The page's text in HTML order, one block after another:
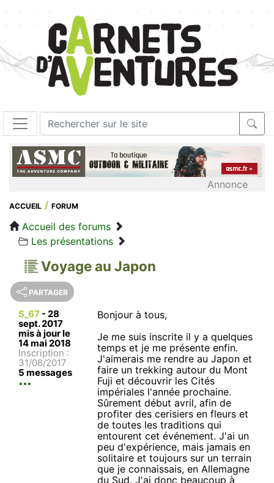
Annonce
ACCUEIL FORUM
Accueil des forums
Les présentations
Voyage au Japon
PARTAGER
S_67 - 28
sept. 2017
mis à jour le
14 mai 2018
Inscription :
31/08/2017
5 messages
Bonjour à tous,
Je me suis inscrite il y a quelques
temps et je me présente enfin.
J'aimerais me rendre au Japon et
faire un trekking autour du Mont
Fuji et découvrir les Cités
impériales l'année prochaine.
Sûrement début avril, afin de
profiter des cerisiers en fleurs et
de toutes les traditions qui
entourent cet événement. J'ai un
peu d'expérience, mais jamais en
solitaire et toujours sur un terrain
que je connaissais, en Allemagne
du Sud. J'ai donc beaucoup à